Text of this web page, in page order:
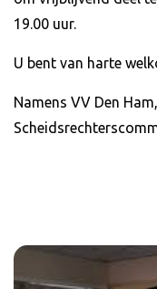
19.00 uur.
U bent van harte
Namens VV Den Ham,